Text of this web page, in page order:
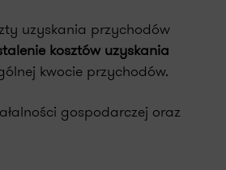
uzyskania przychodów
kosztów uzyskania
kwocie przychodów.
gospodarczej oraz